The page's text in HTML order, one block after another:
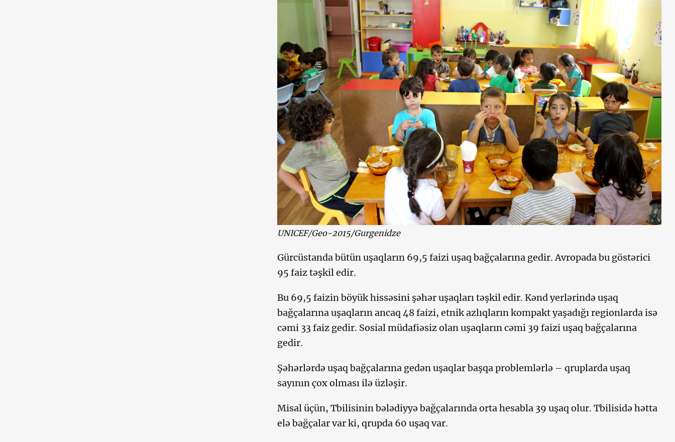
UNICEF/Geo-2015/Gurgenidze
Gürcüstanda bütün uşaqların 69,5 faizi uşaq bağçalarına gedir. Avropada bu göstərici
95 faiz təşkil edir.
Bu 69,5 faizin böyük hissəsini şəhər uşaqları təşkil edir. Kənd yerlərində uşaq
bağçalarına uşaqların ancaq 48 faizi, etnik azlıqların kompakt yaşadığı regionlarda isə
cəmi 33 faiz gedir. Sosial müdafiəsiz olan uşaqların cəmi 39 faizi uşaq bağçalarına
gedir.
Şəhərlərdə uşaq bağçalarına gedən uşaqlar başqa problemlərlə – qruplarda uşaq
sayının çox olması ilə üzləşir.
Misal üçün, Tbilisinin bələdiyyə bağçalarında orta hesabla 39 uşaq olur. Tbilisidə hətta
elə bağçalar var ki, qrupda 60 uşaq var.